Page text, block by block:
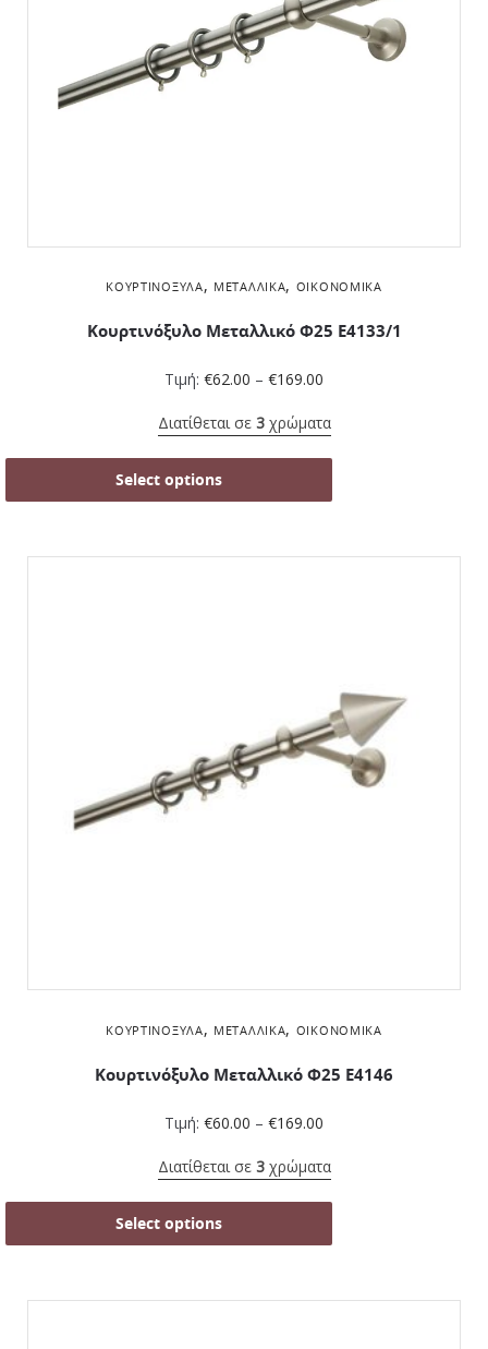
ΚΟΥΡΤΙΝΌΞΥΛΑ, ΜΕΤΑΛΛΙΚΆ, ΟΙΚΟΝΟΜΙΚΆ
Κουρτινόξυλο Μεταλλικό Φ25 Ε4133/1
Τιμή: €62.00 – €169.00
Διατίθεται σε 3χρώματα
Select options
ΚΟΥΡΤΙΝΌΞΥΛΑ, ΜΕΤΑΛΛΙΚΆ, ΟΙΚΟΝΟΜΙΚΆ
Κουρτινόξυλο Μεταλλικό Φ25 Ε4146
Τιμή: €60.00 – €169.00
Διατίθεται σε 3χρώματα
Select options